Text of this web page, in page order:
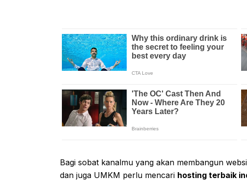
Bagi sobat kanalmu yang akan membangun
dan juga UMKM perlu mencari hosting terbaik